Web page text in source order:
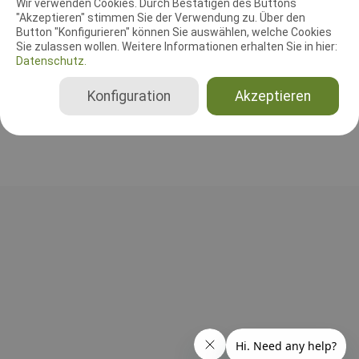
Wir verwenden Cookies. Durch Bestätigen des Buttons
"Akzeptieren" stimmen Sie der Verwendung zu. Über den
Button "Konfigurieren" können Sie auswählen, welche Cookies
Sie zulassen wollen. Weitere Informationen erhalten Sie in hier:
Datenschutz.
Akzeptieren
Konfiguration
Leistungsrichter
Erik Ahrends